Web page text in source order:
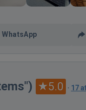
WhatsApp
5.0 · 17